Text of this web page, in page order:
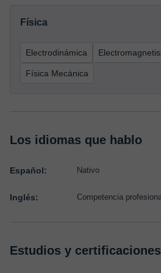
Física
Electrodinámica
Física Mecánica
Los idiomas que hablo
Español: Nativo
Inglés: Competencia
Estudios y certificaciones